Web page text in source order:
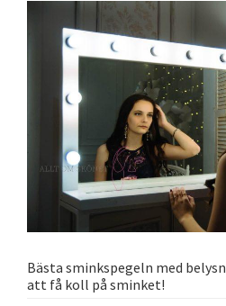
Bästa sminkspegeln med
att få koll på sminket!